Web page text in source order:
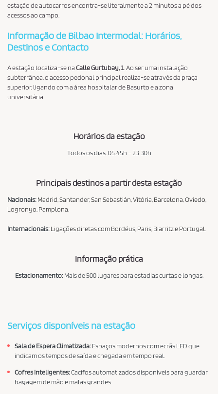
estação de autocarros encontra-se literalmente a 2 minutos a pé dos
acessos ao campo.
Informação de Bilbao Intermodal: Horários,
Destinos e Contacto
A estação localiza-se naCalle Gurtubay, 1 . Ao ser uma instalação
subterrânea, o acesso pedonal principal realiza-se através da praça
superior, ligando com a área hospitalar de Basurto e a zona
universitária.
Horários da estação
Todos os dias: 05:45h – 23:30h
Principais destinos a partir desta estação
Nacionais:Madrid, Santander, San Sebastián, Vitória, Barcelona, Oviedo,
Logronyo, Pamplona.
Internacionais:Ligações diretas com Bordéus, Paris, Biarritz e Portugal.
Informação prática
Estacionamento:Mais de 500 lugares para estadias curtas e longas.
Serviços disponíveis na estação
Sala de Espera Climatizada:Espaços modernos com ecrãs LED que
indicam os tempos de saída e chegada em tempo real.
Cofres Inteligentes:Cacifos automatizados disponíveis para guardar
bagagem de mão e malas grandes.